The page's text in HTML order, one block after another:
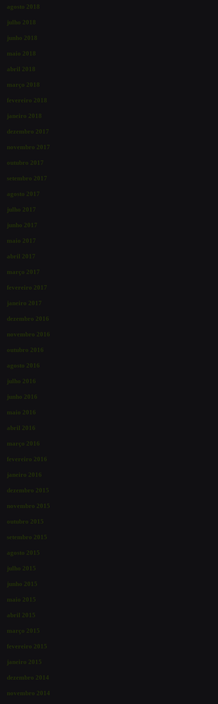
agosto 2018
julho 2018
junho 2018
maio 2018
abril 2018
março 2018
fevereiro 2018
janeiro 2018
dezembro 2017
novembro 2017
outubro 2017
setembro 2017
agosto 2017
julho 2017
junho 2017
maio 2017
abril 2017
março 2017
fevereiro 2017
janeiro 2017
dezembro 2016
novembro 2016
outubro 2016
agosto 2016
julho 2016
junho 2016
maio 2016
abril 2016
março 2016
fevereiro 2016
janeiro 2016
dezembro 2015
novembro 2015
outubro 2015
setembro 2015
agosto 2015
julho 2015
junho 2015
maio 2015
abril 2015
março 2015
fevereiro 2015
janeiro 2015
dezembro 2014
novembro 2014